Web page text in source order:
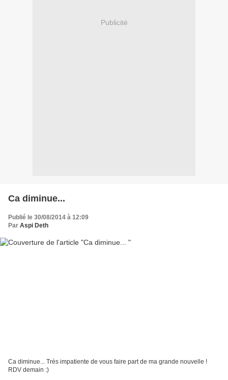
Publicité
Ca diminue...
Publié le 30/08/2014 à 12:09
Par Aspi Deth
Ca diminue... Très impatiente de vous faire part de ma grande nouvelle !
RDV demain :)